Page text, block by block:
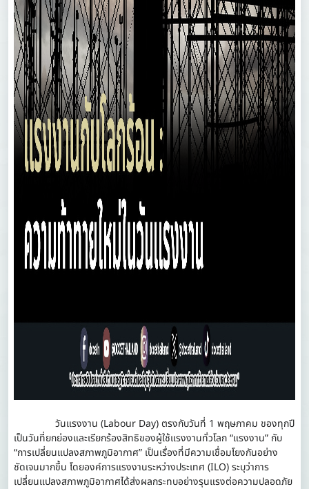
วันแรงงาน (Labour Day) ตรงกับวันที่ 1 พฤษภาคม ของทุกปี
เป็นวันที่ยกย่องและเรียกร้องสิทธิของผู้ใช้แรงงานทั่วโลก “แรงงาน” กับ
“การเปลี่ยนแปลงสภาพภูมิอากาศ” เป็นเรื่องที่มีความเชื่อมโยงกันอย่าง
ชัดเจนมากขึ้น โดยองค์การแรงงานระหว่างประเทศ (ILO) ระบุว่าการ
เปลี่ยนแปลงสภาพภูมิอากาศได้ส่งผลกระทบอย่างรุนแรงต่อความปลอดภัย